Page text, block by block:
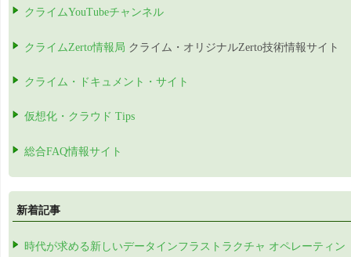
クライムYouTubeチャンネル
クライムZerto情報局 クライム・オリジナルZerto技術情報サイト
クライム・ドキュメント・サイト
仮想化・クラウド Tips
総合FAQ情報サイト
新着記事
時代が求める新しいデータインフラストラクチャ オペレーティン